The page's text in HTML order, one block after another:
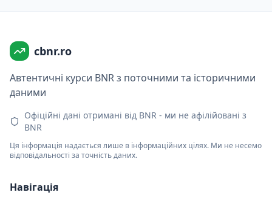
cbnr.ro
Автентичні курси BNR з поточними та історичними
даними
Офіційні дані отримані від BNR - ми не афілійовані з
BNR
Ця інформація надається лише в інформаційних цілях. Ми не несемо
відповідальності за точність даних.
Навігація